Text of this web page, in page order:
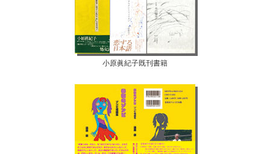
小原眞紀子既刊書籍